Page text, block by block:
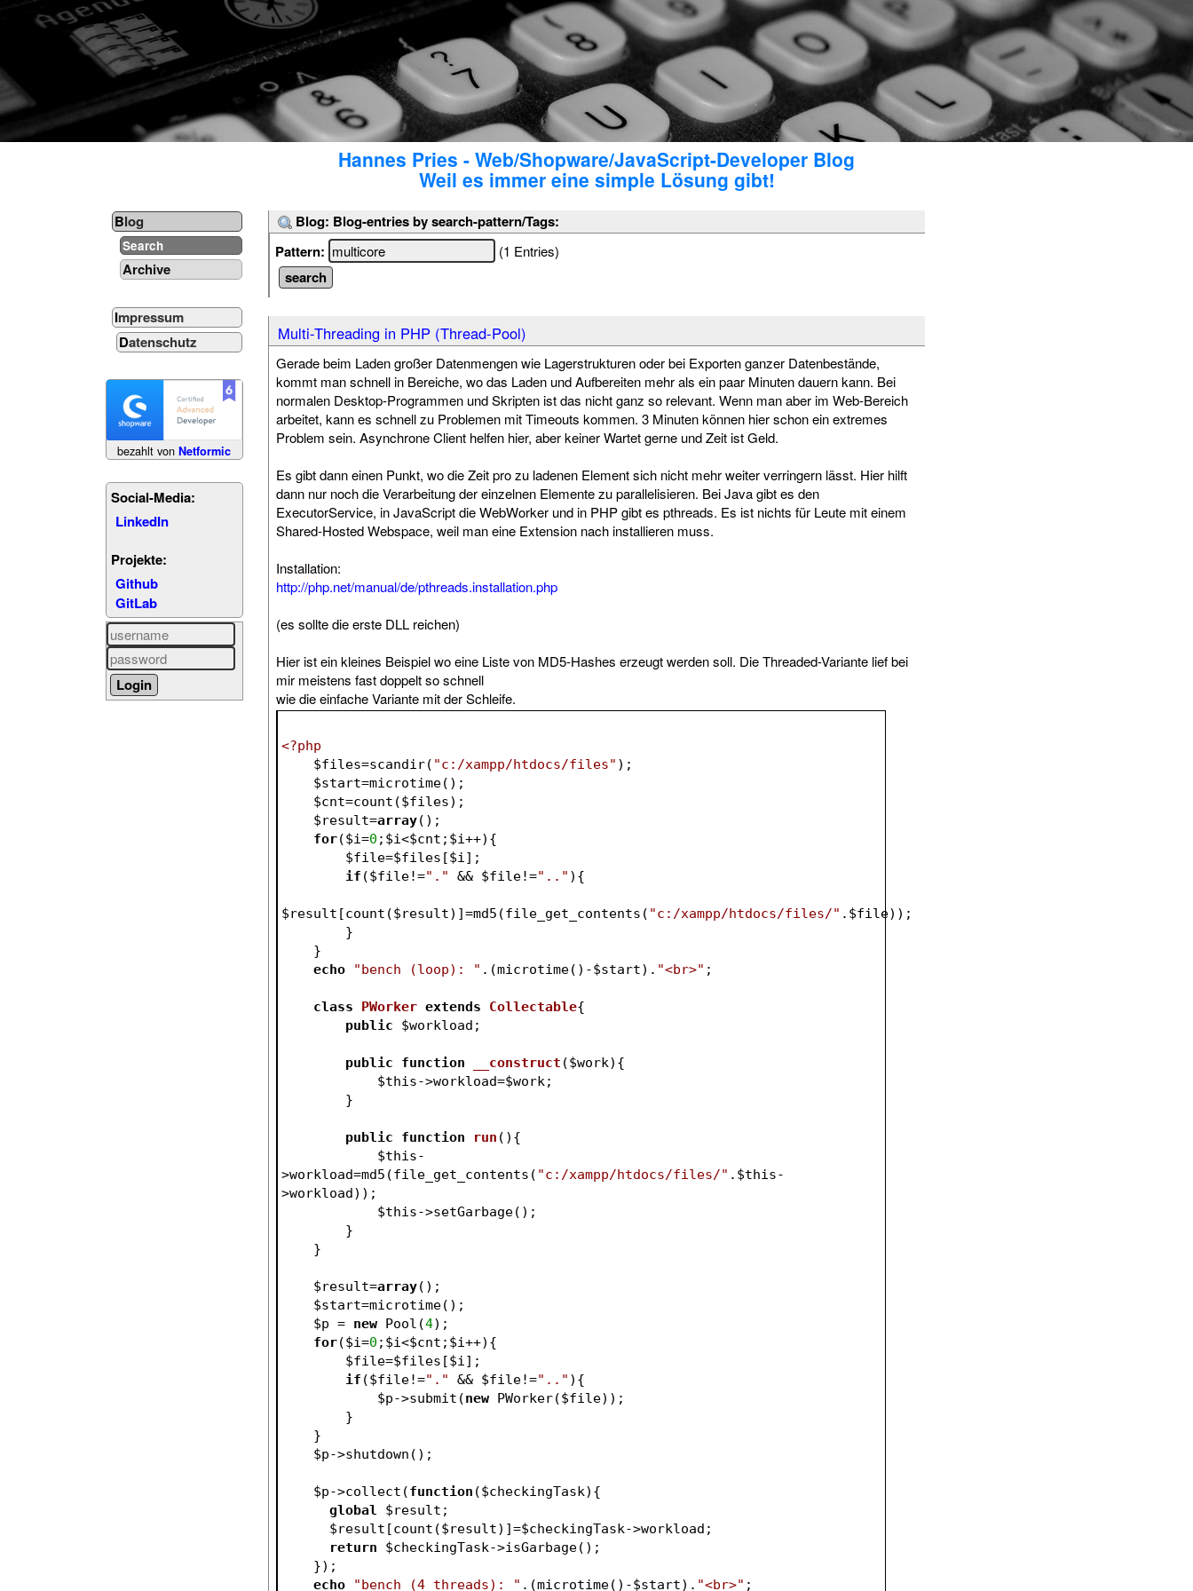
Hannes Pries - Web/Shopware/JavaScript-Developer Blog
Weil es immer eine simple Lösung gibt!
Blog
Search
Archive
Impressum
Datenschutz
bezahlt vonNetformic
Social-Media:
LinkedIn
Projekte:
Github
GitLab
Blog: Blog-entries by search-pattern/Tags:
Pattern:
(1 Entries)
Multi-Threading in PHP (Thread-Pool)
Gerade beim Laden großer Datenmengen wie Lagerstrukturen oder bei Exporten ganzer Datenbestände,
kommt man schnell in Bereiche, wo das Laden und Aufbereiten mehr als ein paar Minuten dauern kann. Bei
normalen Desktop-Programmen und Skripten ist das nicht ganz so relevant. Wenn man aber im Web-Bereich
arbeitet, kann es schnell zu Problemen mit Timeouts kommen. 3 Minuten können hier schon ein extremes
Problem sein. Asynchrone Client helfen hier, aber keiner Wartet gerne und Zeit ist Geld.
Es gibt dann einen Punkt, wo die Zeit pro zu ladenen Element sich nicht mehr weiter verringern lässt. Hier hilft
dann nur noch die Verarbeitung der einzelnen Elemente zu parallelisieren. Bei Java gibt es den
ExecutorService, in JavaScript die WebWorker und in PHP gibt es pthreads. Es ist nichts für Leute mit einem
Shared-Hosted Webspace, weil man eine Extension nach installieren muss.
Installation:
http://php.net/manual/de/pthreads.installation.php
(es sollte die erste DLL reichen)
Hier ist ein kleines Beispiel wo eine Liste von MD5-Hashes erzeugt werden soll. Die Threaded-Variante lief bei
mir meistens fast doppelt so schnell
wie die einfache Variante mit der Schleife.
<?php
$files=scandir( "c:/xampp/htdocs/files" );
$start=microtime();
$cnt=count($files);
$result=array();
for($i=0 ; $i<$cnt ; $i++){
$file=$files [$i ];
if ($file!="." && $file!=".." ){
$result [count($result)]=md5(file_get_contents( "c:/xampp/htdocs/files/" . $file));
        }
    }
echo
"bench (loop): " .(microtime()-$start). "<br>" ;
class PWorker extends Collectable{
public
$workload ;
public function __construct ($work) {
$this->workload=$work ;
        }
public function run () {
$this-
>workload=md5(file_get_contents( "c:/xampp/htdocs/files/" . $this-
>workload));
$this->setGarbage();
        }
    }
$result=array();
$start=microtime();
$p = new Pool(4);
for($i=0 ; $i<$cnt ; $i++){
$file=$files [$i ];
if ($file!="." && $file!=".." ){
$p->submit(new PWorker($file));
        }
    }
$p->shutdown();
$p->collect(function ($checkingTask) {
global
$result ;
$result [count($result)]=$checkingTask->workload;
return
$checkingTask->isGarbage();
    });
echo
"bench (4 threads): " .(microtime()-$start). "<br>" ;